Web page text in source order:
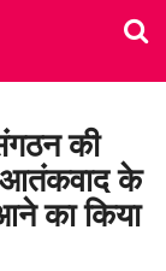
की
आतंकवाद के
का किया